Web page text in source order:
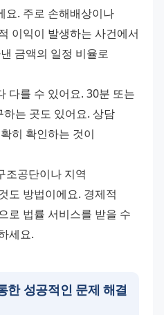
요. 주로 손해배상이나
이익이 발생하는 사건에서
금액의 일정 비율로
다를 수 있어요. 30분 또는
는 곳도 있어요. 상담
히 확인하는 것이
조공단이나 지역
도 방법이에요. 경제적
로 법률 서비스를 받을 수
세요.
한 성공적인 문제 해결